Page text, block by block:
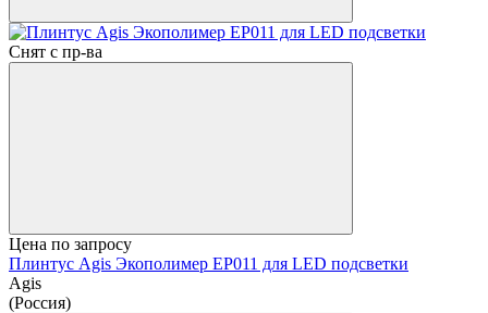
Снят с пр-ва
Цена по запросу
Плинтус Agis Экополимер EP011 для LED подсветки
Agis
(Россия)